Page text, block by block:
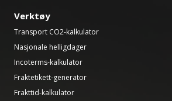
Verktøy
Transport CO2-kalkulator
Nasjonale helligdager
Incoterms-kalkulator
Fraktetikett-generator
Frakttid-kalkulator